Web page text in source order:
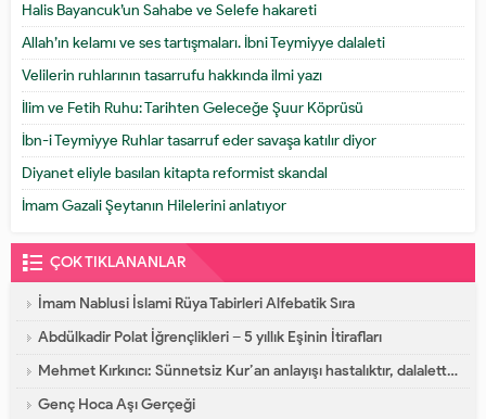
Halis Bayancuk’un Sahabe ve Selefe hakareti
Allah’ın kelamı ve ses tartışmaları. İbni Teymiyye dalaleti
Velilerin ruhlarının tasarrufu hakkında ilmi yazı
İlim ve Fetih Ruhu: Tarihten Geleceğe Şuur Köprüsü
İbn-i Teymiyye Ruhlar tasarruf eder savaşa katılır diyor
Diyanet eliyle basılan kitapta reformist skandal
İmam Gazali Şeytanın Hilelerini anlatıyor
ÇOK TIKLANANLAR
İmam Nablusi İslami Rüya Tabirleri Alfebatik Sıra
Abdülkadir Polat İğrençlikleri – 5 yıllık Eşinin İtirafları
Mehmet Kırkıncı: Sünnetsiz Kur’an anlayışı hastalıktır, dalalettir!
Genç Hoca Aşı Gerçeği